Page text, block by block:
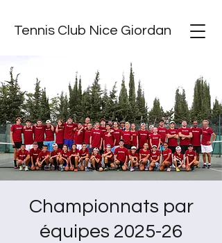
Tennis Club Nice Giordan
Championnats par
équipes 2025-26